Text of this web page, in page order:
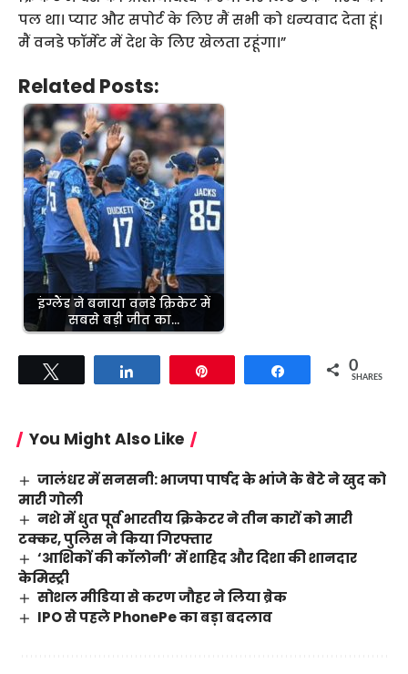
पल था। प्यार और सपोर्ट के लिए मैं सभी को धन्यवाद देता हूं।
मैं वनडे फॉर्मेट में देश के लिए खेलता रहूंगा।”
Related Posts:
​इंग्लैंड ने बनाया वनडे क्रिकेट में
सबसे बड़ी जीत का…
Share 0
SHARES
You Might Also Like
जालंधर में सनसनी: भाजपा पार्षद के भांजे के बेटे ने खुद को
मारी गोली
नशे में धुत पूर्व भारतीय क्रिकेटर ने तीन कारों को मारी
टक्कर, पुलिस ने किया गिरफ्तार
‘आशिकों की कॉलोनी’ में शाहिद और दिशा की शानदार
केमिस्ट्री
सोशल मीडिया से करण जौहर ने लिया ब्रेक
IPO से पहले PhonePe का बड़ा बदलाव